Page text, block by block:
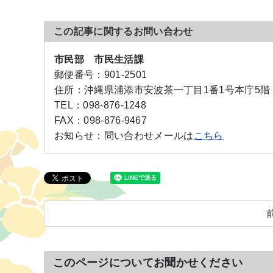
この記事に関するお問い合わせ
市民部 市民生活課
郵便番号： 901-2501
住所： 沖縄県浦添市安波茶一丁目1番1号本庁5階
TEL：098-876-1248
FAX：098-876-9467
お知らせ： 問い合わせメールは こちら
このページについてお聞かせください